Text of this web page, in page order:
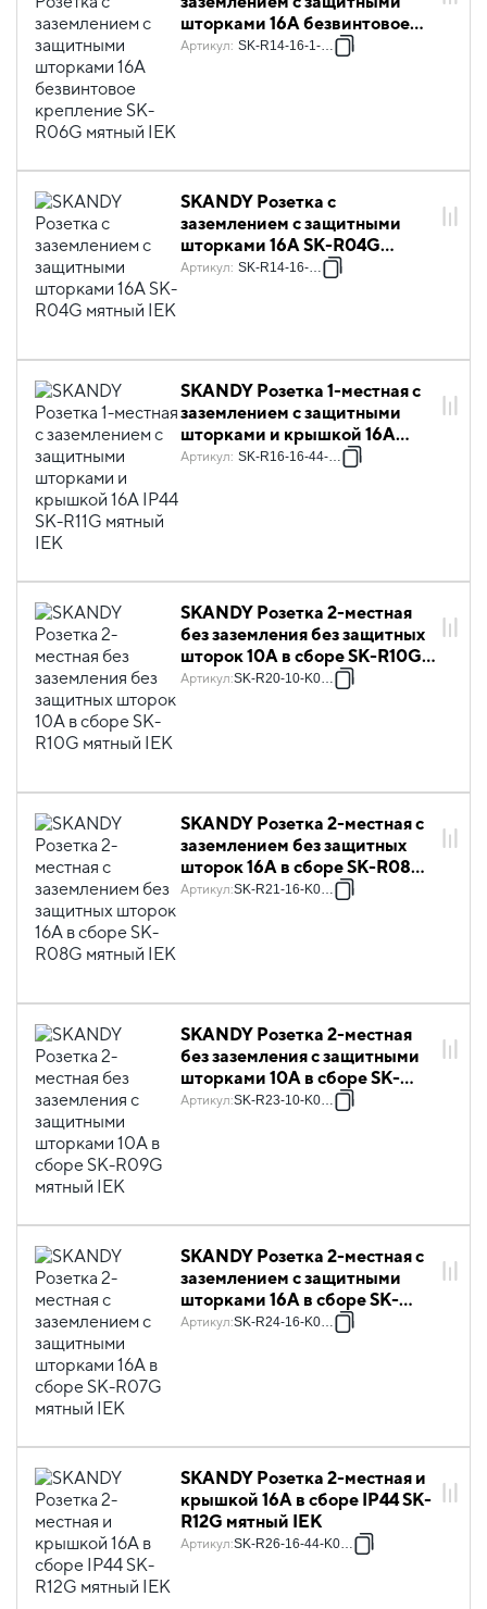
шторками 16А безвинтовое
крепление SK-R06G мятный
Артикул: SK-R14-16-1-K06
SKANDY Розетка с
заземлением с защитными
шторками 16А SK-R04G
мятный IEK
Артикул: SK-R14-16-K06
SKANDY Розетка 1-местная с
заземлением с защитными
шторками и крышкой 16А
IP44 SK-R11G мятный IEK
Артикул: SK-R16-16-44-K06
SKANDY Розетка 2-местная
без заземления без защитных
шторок 10А в сборе SK-R10G
мятный IEK
Артикул:SK-R20-10-K06-F
SKANDY Розетка 2-местная с
заземлением без защитных
шторок 16А в сборе SK-R08G
мятный IEK
Артикул:SK-R21-16-K06-F
SKANDY Розетка 2-местная
без заземления с защитными
шторками 10А в сборе SK-
R09G мятный IEK
Артикул:SK-R23-10-K06-F
SKANDY Розетка 2-местная с
заземлением с защитными
шторками 16А в сборе SK-
R07G мятный IEK
Артикул:SK-R24-16-K06-F
SKANDY Розетка 2-местная и
крышкой 16А в сборе IP44 SK-
R12G мятный IEK
Артикул:SK-R26-16-44-K06-F